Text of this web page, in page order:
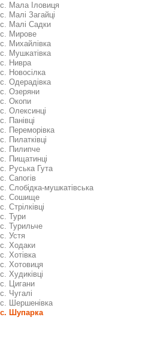
с. Мала Іловиця
с. Малі Загайці
с. Малі Садки
с. Мирове
с. Михайлівка
с. Мушкатівка
с. Нивра
с. Новосілка
с. Одерадівка
с. Озеряни
с. Окопи
с. Олексинці
с. Панівці
с. Переморівка
с. Пилатківці
с. Пилипче
с. Пищатинці
с. Руська Гута
с. Сапогів
с. Слобідка-мушкатівська
с. Сошище
с. Стрілківці
с. Тури
с. Турильче
с. Устя
с. Ходаки
с. Хотівка
с. Хотовиця
с. Худиківці
с. Цигани
с. Чугалі
с. Шершенівка
с. Шупарка